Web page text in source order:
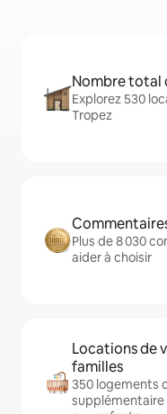
Nombre total
Explorez 530
Tropez
Plus de 8 030
aider à choisir
Locations de
familles
350 logements